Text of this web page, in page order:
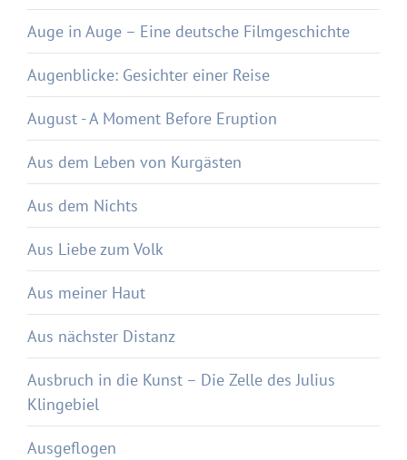
Auge in Auge – Eine deutsche Filmgeschichte
Augenblicke: Gesichter einer Reise
August - A Moment Before Eruption
Aus dem Leben von Kurgästen
Aus dem Nichts
Aus Liebe zum Volk
Aus meiner Haut
Aus nächster Distanz
Ausbruch in die Kunst – Die Zelle des Julius
Klingebiel
Ausgeflogen